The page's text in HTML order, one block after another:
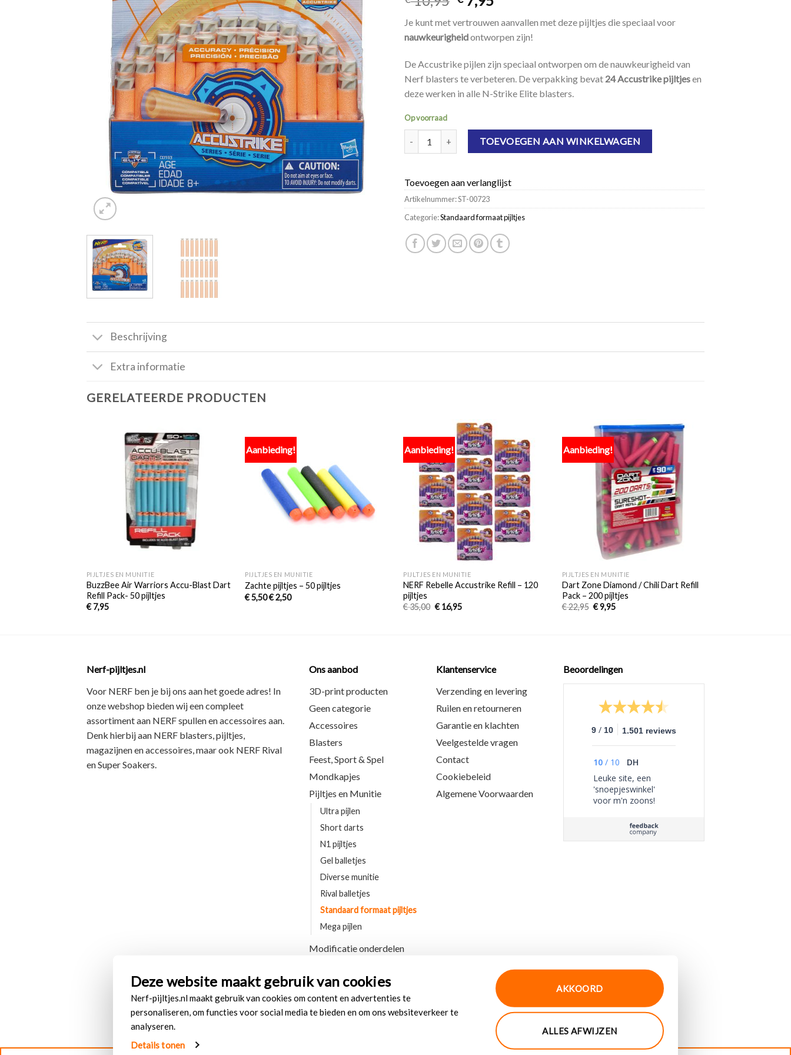
Deze website maakt gebruik van cookies
Nerf-pijltjes.nl maakt gebruik van cookies om content en advertenties te
personaliseren, om functies voor social media te bieden en om ons websiteverkeer te
analyseren.
Details tonen
AKKOORD
ALLES AFWIJZEN
Je kunt met vertrouwen aanvallen met deze pijltjes die speciaal voor
nauwkeurigheidontworpen zijn!
De Accustrike pijlen zijn speciaal ontworpen om de nauwkeurigheid van
Nerf blasters te verbeteren. De verpakking bevat 24 Accustrike pijltjesen
deze werken in alle N-Strike Elite blasters.
Op voorraad
NERF N-Strike Elite Accustrike Refill - 24 pijltjes aantal
TOEVOEGEN AAN WINKELWAGEN
Toevoegen aan verlanglijst
Artikelnummer:ST-00723
Categorie:Standaard formaat pijltjes
Beschrijving
Extra informatie
GERELATEERDE PRODUCTEN
Toevoegen
verlanglijst
PIJLTJES EN MUNITIE
BuzzBee Air Warriors Accu-Blast Dart
Refill Pack- 50 pijltjes
€7,95
Aanbieding!
PIJLTJES EN MUNITIE
Zachte pijltjes – 50 pijltjes
€5,50€2,50
Aanbieding!
Toevoegen
aan
verlanglijst
PIJLTJES EN MUNITIE
NERF Rebelle Accustrike Refill – 120
pijltjes
€35,00 €16,95
Aanbieding!
Toevoegen
verlanglijst
PIJLTJES EN MUNITIE
Dart Zone Diamond / Chili Dart Refill
Pack – 200 pijltjes
€22,95 €9,95
Nerf-pijltjes.nl
Voor NERF ben je bij ons aan het goede adres! In
onze webshop bieden wij eencompleet
assortimentaan NERF spullen en accessoires aan.
Denk hierbij aan NERF blasters, pijltjes,
magazijnen en accessoires, maar ook NERF Rival
en Super Soakers.
Ons aanbod
3D-print producten
Geen categorie
Accessoires
Blasters
Feest, Sport & Spel
Mondkapjes
Pijltjes en Munitie
Ultra pijlen
Short darts
N1 pijltjes
Gel balletjes
Diverse munitie
Rival balletjes
Standaard formaat pijltjes
Mega pijlen
Modificatie onderdelen
Klantenservice
Verzending en levering
Ruilen en retourneren
Garantie en klachten
Veelgestelde vragen
Contact
Cookiebeleid
Algemene Voorwaarden
Beoordelingen
9 / 10 1.501 reviews
10 / 10
DH
Leuke site, een
'snoepjeswinkel'
voor m'n zoons!
eenvoudig en de
bestelling was
zorgvuldig ingepakt.